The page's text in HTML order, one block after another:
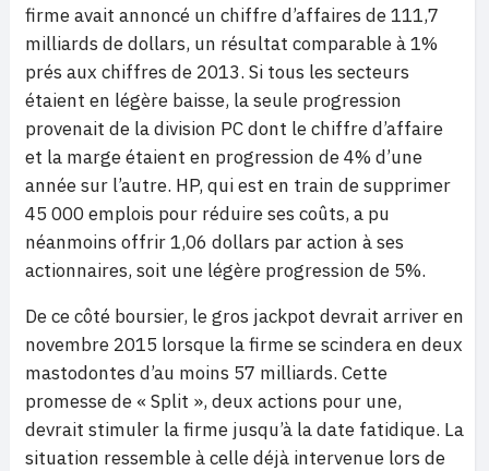
firme avait annoncé un chiffre d’affaires de 111,7
milliards de dollars, un résultat comparable à 1%
prés aux chiffres de 2013. Si tous les secteurs
étaient en légère baisse, la seule progression
provenait de la division PC dont le chiffre d’affaire
et la marge étaient en progression de 4% d’une
année sur l’autre. HP, qui est en train de supprimer
45 000 emplois pour réduire ses coûts, a pu
néanmoins offrir 1,06 dollars par action à ses
actionnaires, soit une légère progression de 5%.
De ce côté boursier, le gros jackpot devrait arriver en
novembre 2015 lorsque la firme se scindera en deux
mastodontes d’au moins 57 milliards. Cette
promesse de « Split », deux actions pour une,
devrait stimuler la firme jusqu’à la date fatidique. La
situation ressemble à celle déjà intervenue lors de